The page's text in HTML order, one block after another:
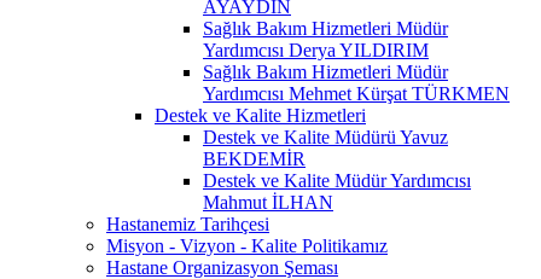
AYAYDIN
Sağlık Bakım Hizmetleri Müdür
Yardımcısı Derya YILDIRIM
Sağlık Bakım Hizmetleri Müdür
Yardımcısı Mehmet Kürşat TÜRKMEN
Destek ve Kalite Hizmetleri
Destek ve Kalite Müdürü Yavuz
BEKDEMİR
Destek ve Kalite Müdür Yardımcısı
Mahmut İLHAN
Hastanemiz Tarihçesi
Misyon - Vizyon - Kalite Politikamız
Hastane Organizasyon Şeması